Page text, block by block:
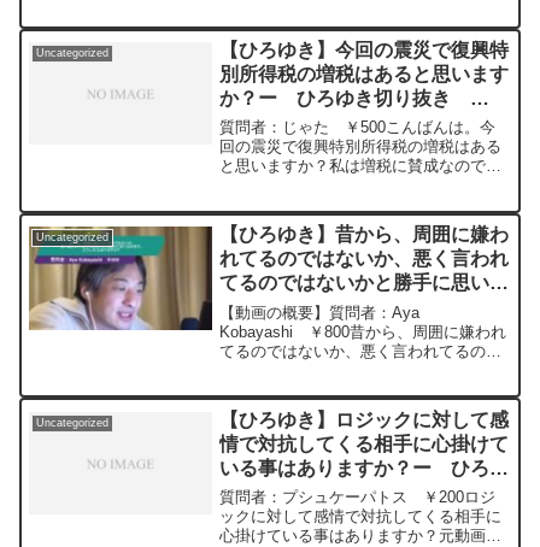
M22
https://www.youtube.com/watch?
v=n7GsXYHnvKI&t=8s*********************
*********************ひろゆきさんの動画
で、寄せられた質問について、一問一答
形式にしてみました。過去にこんな質問
してるかな？と気になったことがあれ
ば、下記のサイトから検索してみてくだ
プロードしていきますので、使いやすい
と感じて頂けたら、いいね！やチャンネ
ル登録をよろしくお願いします。
https://www.youtube.com/watch?
v=wBbQ9cp_Mx81**************************
****************ひろゆきさんの動画で、寄
せられた質問について、一問一答形式に
してみました。過去にこんな質問してる
かな？と気になったことがあれば、下記
のサイトから検索してみてください。
https://hiroyuki-ziten.com/できるだけ、
ドしていきますので、使いやすいと感じ
て頂けたら、いいね！やチャンネル登録
をよろしくお願いします。
Uncategorized
【ひろゆき】今回の震災で復興特
別所得税の増税はあると思います
か？ー ひろゆき切り抜き
20240109
質問者：じゃた ￥500こんばんは。今
回の震災で復興特別所得税の増税はある
と思いますか？私は増税に賛成なので、
しまいます。元動画：能登半島に最大同
時接続✖️20円の寄付をするよ。ジョージ
アワインを呑みながら。2024/01/09
M22
https://www.youtube.com/watch?
v=n7GsXYHnvKI&t=8s*********************
*********************ひろゆきさんの動画
で、寄せられた質問について、一問一答
してるかな？と気になったことがあれ
ば、下記のサイトから検索してみてくだ
さい。https://hiroyuki-ziten.com/できる
だけ、多くの質問を今後も編集し、アッ
プロードしていきますので、使いやすい
と感じて頂けたら、いいね！やチャンネ
ル登録をよろしくお願いします。
Uncategorized
【ひろゆき】昔から、周囲に嫌わ
れてるのではないか、悪く言われ
てるのではないかと勝手に思い込
みあり。どうしたら治りますか?
ー ひろゆき切り抜き
20241227
【動画の概要】質問者：Aya
Kobayashi ￥800昔から、周囲に嫌われ
てるのではないか、悪く言われてるので
分の勘違いで相手はなんとも思っていな
かったり。この考え...
Uncategorized
【ひろゆき】ロジックに対して感
情で対抗してくる相手に心掛けて
いる事はありますか？ー ひろゆ
き切り抜き 20241008
質問者：プシュケーパトス ￥200ロジ
ックに対して感情で対抗してくる相手に
心掛けている事はありますか？元動画：